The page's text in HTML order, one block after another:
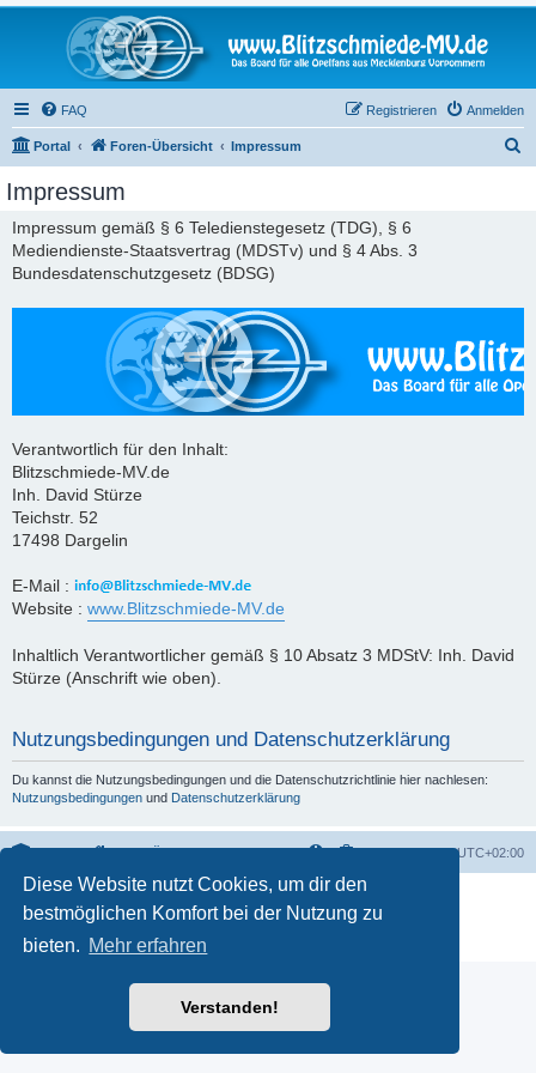
Diese Website nutzt Cookies, um dir den
bestmöglichen Komfort bei der Nutzung zu
bieten. Mehr erfahren
Verstanden!
FAQ Anmelden
Registrieren
Portal Foren-Übersicht Impressum
Impressum
Impressum gemäß § 6 Teledienstegesetz (TDG), § 6
Mediendienste-Staatsvertrag (MDSTv) und § 4 Abs. 3
Bundesdatenschutzgesetz (BDSG)
Verantwortlich für den Inhalt:
Blitzschmiede-MV.de
Inh. David Stürze
Teichstr. 52
17498 Dargelin
E-Mail :
Website : www.Blitzschmiede-MV.de
Inhaltlich Verantwortlicher gemäß § 10 Absatz 3 MDStV: Inh. David
Stürze (Anschrift wie oben).
Nutzungsbedingungen und Datenschutzerklärung
Du kannst die Nutzungsbedingungen und die Datenschutzrichtlinie hier nachlesen:
Nutzungsbedingungen und Datenschutzerklärung
Alle Zeiten sindUTC+02:00
Powered byphpBB ® Forum Software © phpBB Limited
Deutsche Übersetzung durchphpBB.de
Datenschutz